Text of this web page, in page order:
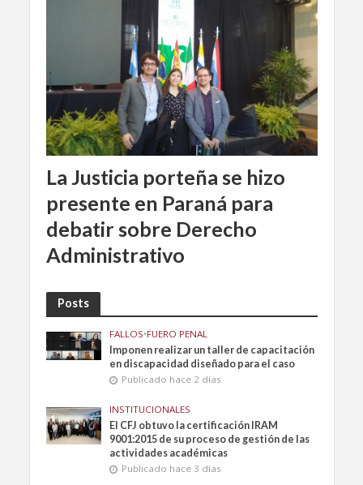
La Justicia porteña se hizo
presente en Paraná para
debatir sobre Derecho
Administrativo
Posts
FALLOS•FUERO PENAL
Imponen realizar un taller de capacitación
en discapacidad diseñado para el caso
Publicado hace 2 días
INSTITUCIONALES
El CFJ obtuvo la certificación IRAM
9001:2015 de su proceso de gestión de las
actividades académicas
Publicado hace 3 días